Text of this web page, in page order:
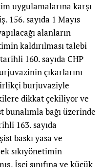
uygulamalarına karşı
156. sayıda 1 Mayıs
alanların
kaldırılması talebi
160. sayıda CHP
çıkarlarını
burjuvaziyle
dikkat çekiliyor ve
bunalımla bağı üzerinde
163. sayıda
baskı yasa ve
sıkıyönetimin
İşçi sınıfına ve küçük